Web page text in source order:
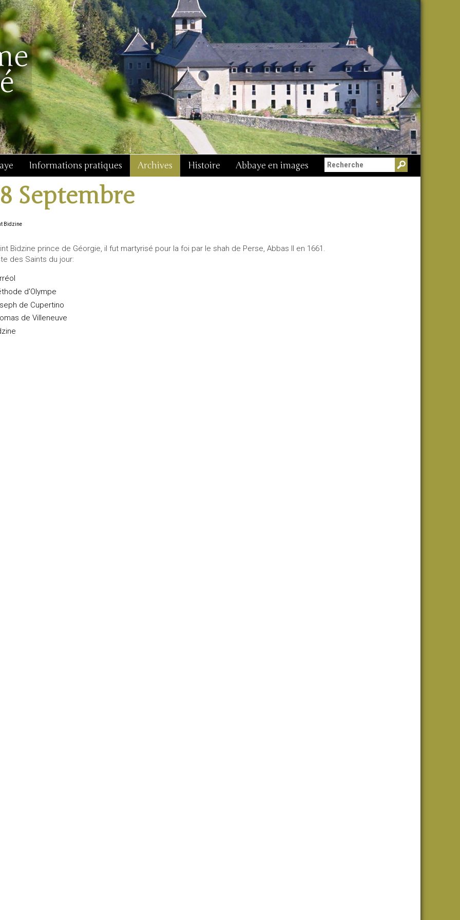
Informations pratiques Archives Histoire Abbaye en images
Septembre
Bidzine
Bidzine prince de Géorgie, il fut martyrisé pour la foi par le shah de Perse, Abbas II en 1661.
des Saints du jour:
d'Olympe
de Cupertino
de Villeneuve